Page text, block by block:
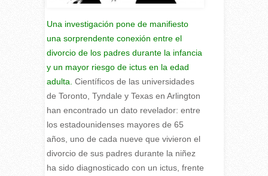
Una investigación pone de manifiesto
una sorprendente conexión entre el
divorcio de los padres durante la infancia
y un mayor riesgo de ictus en la edad
adulta. Científicos de las universidades
de Toronto, Tyndale y Texas en Arlington
han encontrado un dato revelador: entre
los estadounidenses mayores de 65
años, uno de cada nueve que vivieron el
divorcio de sus padres durante la niñez
ha sido diagnosticado con un ictus, frente